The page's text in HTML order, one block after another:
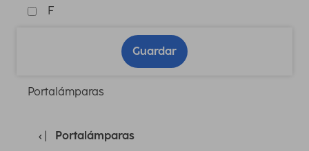
F
Guardar
Portalámparas
Portalámparas